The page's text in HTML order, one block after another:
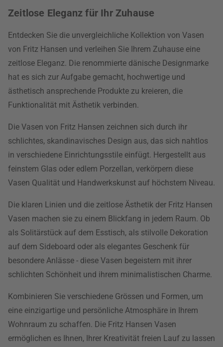
Zeitlose Eleganz für Ihr Zuhause
Entdecken Sie die unvergleichliche Kollektion von Vasen
von Fritz Hansen und verleihen Sie Ihrem Zuhause eine
zeitlose Eleganz. Die renommierte dänische Designmarke
hat es sich zur Aufgabe gemacht, hochwertige und
ästhetisch ansprechende Produkte zu kreieren, die
Funktionalität mit Ästhetik verbinden.
Die Vasen von Fritz Hansen zeichnen sich durch ihr
schlichtes, skandinavisches Design aus, das sich nahtlos
in verschiedene Einrichtungsstile einfügt. Hergestellt aus
feinstem Glas oder edlem Porzellan, verkörpern diese
Vasen Qualität und Handwerkskunst auf höchstem Niveau.
Die klaren Linien und die zeitlose Ästhetik der Fritz Hansen
Vasen machen sie zu einem Blickfang in jedem Raum. Ob
als Solitärstück auf dem Esstisch, als stilvolle Dekoration
auf dem Sideboard oder als elegantes Geschenk für
besondere Anlässe - diese Vasen begeistern mit ihrer
schlichten Schönheit und ihrem minimalistischen Charme.
Kombinieren Sie verschiedene Grössen und Formen, um
eine einzigartige und persönliche Atmosphäre in Ihrem
Wohnraum zu schaffen. Die Fritz Hansen Vasen
ermöglichen es Ihnen, Ihrer Kreativität freien Lauf zu lassen